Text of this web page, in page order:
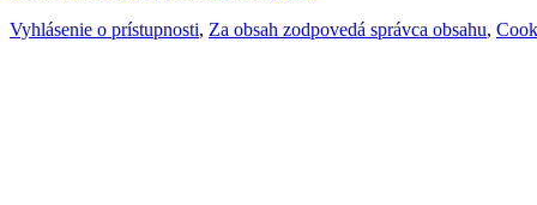
Vyhlásenie o prístupnosti, Za obsah zodpovedá správca obsahu,